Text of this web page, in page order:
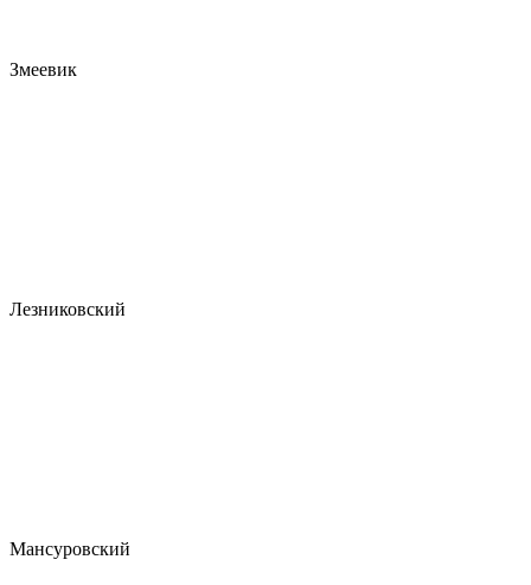
Змеевик
Лезниковский
Мансуровский